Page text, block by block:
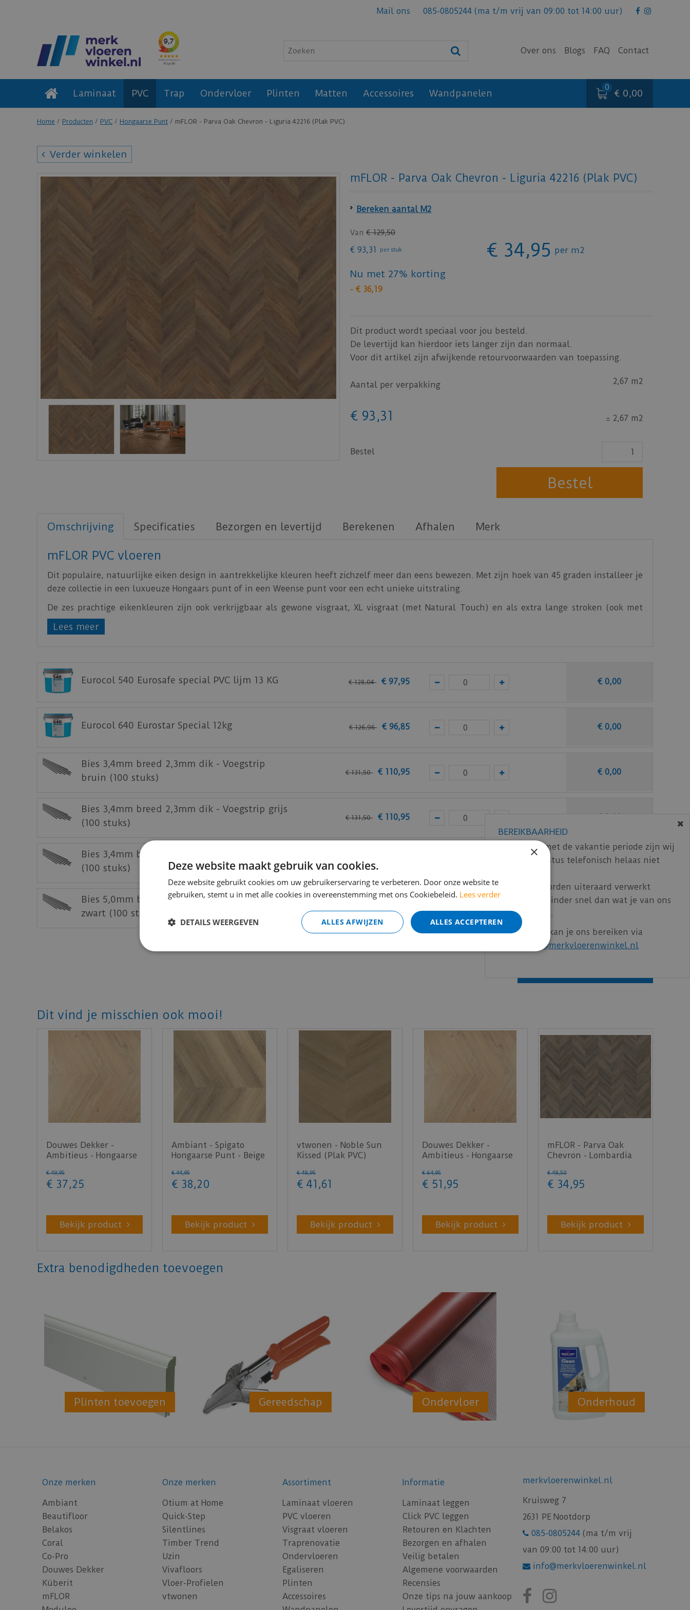
Home Producten PVC Hongaarse Punt mFLOR - Parva Oak Chevron - Liguria 42216 (Plak PVC)
Mail ons 085-0805244 (ma t/m vrij van 09:00 tot 14:00 uur)
Over ons Blogs FAQ Contact
Laminaat PVC Trap Ondervloer Plinten Matten Accessoires Wandpanelen € 0,00
Verder winkelen
mFLOR - Parva Oak Chevron - Liguria 42216 (Plak PVC)
Bereken aantal M2
Van € 129,50
€ 93,31 per stuk € 34,95 per m2
Nu met 27% korting
- € 36,19
Dit product wordt speciaal voor jou besteld.
De levertijd kan hierdoor iets langer zijn dan normaal.
Voor dit artikel zijn afwijkende retourvoorwaarden van toepassing.
Aantal per verpakking 2,67 m2
€ 93 ,31 = 2,67 m2
Bestel
Omschrijving Specificaties Bezorgen en levertijd Berekenen Afhalen Merk
mFLOR PVC vloeren
Dit populaire, natuurlijke eiken design in aantrekkelijke kleuren heeft zichzelf meer dan eens bewezen. Met zijn hoek van 45 graden installeer je
deze collectie in een luxueuze Hongaars punt of in een Weense punt voor een echt unieke uitstraling.
De zes prachtige eikenkleuren zijn ook verkrijgbaar als gewone visgraat, XL visgraat (met Natural Touch) en als extra lange stroken (ook met
Natural Touch), met exact hetzelfde design, dus de creatieve mogelijkheden zijn eindeloos!
Download hier de onderhoudsinstructie.
Staal aanvragen
Benieuwd hoe deze mFLOR PVC vloer bij jou thuis past? Vraag
Lees meer
Eurocol 540 Eurosafe special PVC lijm 13 KG € 128,04 € 97,95 € 0,00
Eurocol 640 Eurostar Special 12kg € 126,96 € 96,85 € 0,00
Bies 3,4mm breed 2,3mm dik - Voegstrip
bruin (100 stuks)
€ 131,50 € 110,95 € 0,00
Bies 3,4mm breed 2,3mm dik - Voegstrip grijs
(100 stuks)
€ 131,50 € 110,95 € 0 00
Bies 3,4mm breed 2,3mm dik - Voegstrip zwart
(100 stuks)
€ 131,50 € 0, 00
Bies 5,0mm breed 2,4mm dik - Voegstrip
zwart (100 stuks)
€ 93,31
Dit vind je misschien ook mooi!
Douwes Dekker -
Ambitieus - Hongaarse
078…
€ 49,95
€ 37,25
Bekijk product
Ambiant - Spigato
Hongaarse Punt - Beige
€ 44,95
€ 38,20
Bekijk product
vtwonen - Noble Sun
Kissed (Plak PVC)
€ 48,95
€ 41 ,61
Bekijk product
Douwes Dekker -
Ambitieus - Hongaarse
078…
€ 64,95
€ 51 ,95
Bekijk product
mFLOR - Parva Oak
Chevron - Lombardia
€ 48,50
€ 34,95
Bekijk product
Extra benodigdheden toevoegen
Plinten toevoegen Gereedschap Ondervloer Onderhoud
Onze merken
Ambiant
Beautifloor
Belakos
Coral
Co-Pro
Douwes Dekker
Küberit
mFLOR
Onze merken
Otium at Home
Quick-Step
Silentlines
Timber Trend
Uzin
Vivafloors
Vloer-Profielen
vtwonen
Assortiment
Laminaat vloeren
PVC vloeren
Visgraat vloeren
Traprenovatie
Ondervloeren
Egaliseren
Plinten
Accessoires
Informatie
Laminaat leggen
Click PVC leggen
Retouren en Klachten
Bezorgen en afhalen
Veilig betalen
Algemene voorwaarden
Recensies
Onze tips na jouw aankoop
merkvloerenwinkel.nl
Kruisweg 7
2631 PE Nootdorp
085-0805244 (ma t/m vrij
van 09:00 tot 14:00 uur)
info@merkvloerenwinkel.nl
BEREIKBAARHEID
In verband met de vakantie periode zijn wij
t/m 14 augustus telefonisch helaas niet
Bestelling worden uiteraard verwerkt
echter iets minder snel dan wat je van ons
gewend bent.
Voor vragen kan je ons bereiken via
info@merkvloerenwinkel.nl
×
Deze website maakt gebruik van cookies.
Deze website gebruikt cookies om uw gebruikerservaring te verbeteren. Door onze website te
gebruiken, stemt u in met alle cookies in overeenstemming met ons Cookiebeleid. Lees verder
ALLES ACCEPTEREN
ALLES AFWIJZEN
DETAILS WEERGEVEN